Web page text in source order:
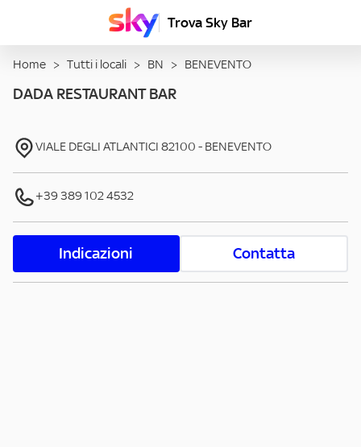
Trova Sky Bar
Home > Tutti i locali > BN > BENEVENTO
DADA RESTAURANT BAR
VIALE DEGLI ATLANTICI 82100 - BENEVENTO
+39 389 102 4532
Indicazioni Contatta